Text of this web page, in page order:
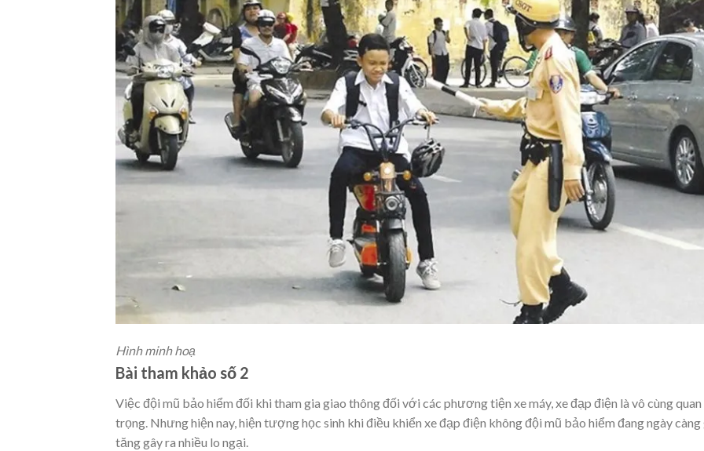
Hình minh hoạ
Bài tham khảo số 2
Việc đội mũ bảo hiểm đối khi tham gia giao thông đối với các phương tiện xe máy, xe đạp điện là vô cùng quan
trọng. Nhưng hiện nay, hiện tượng học sinh khi điều khiển xe đạp điện không đội mũ bảo hiểm đang ngày càng
tăng gây ra nhiều lo ngại.